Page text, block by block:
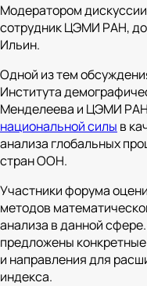
Модератором
сотрудник ЦЭМИ РАН,
Ильин.
Одной из тем
Института
Менделеева и ЦЭМИ
национальной силы в
анализа глобальных
стран ООН.
Участники форума
методов
анализа в данной
предложены
и направления для
индекса.